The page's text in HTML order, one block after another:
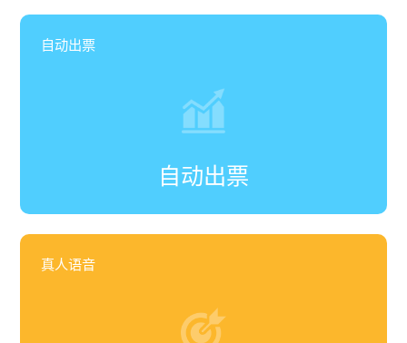
自动出票
自动出票
真人语音